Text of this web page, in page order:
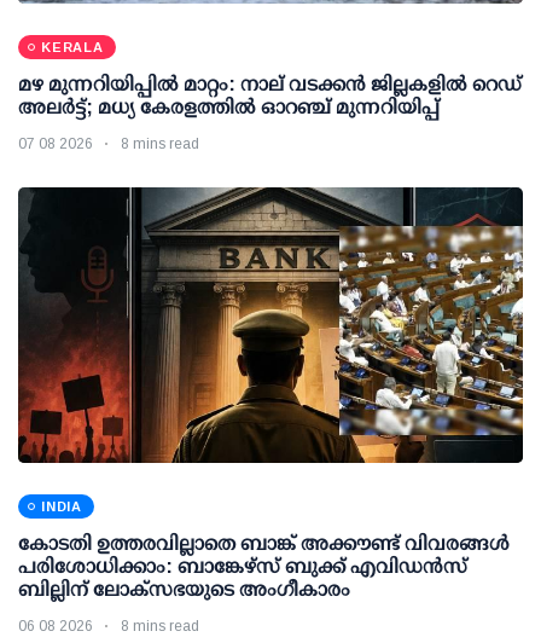
KERALA
മഴ മുന്നറിയിപ്പില്‍ മാറ്റം: നാല് വടക്കന്‍ ജില്ലകളില്‍ റെഡ്
അലര്‍ട്ട്; മധ്യ കേരളത്തില്‍ ഓറഞ്ച് മുന്നറിയിപ്പ്
07 08 2026 8 mins read
INDIA
കോടതി ഉത്തരവില്ലാതെ ബാങ്ക് അക്കൗണ്ട് വിവരങ്ങള്‍
പരിശോധിക്കാം: ബാങ്കേഴ്സ് ബുക്ക് എവിഡന്‍സ്
ബില്ലിന് ലോക്സഭയുടെ അംഗീകാരം
06 08 2026 8 mins read